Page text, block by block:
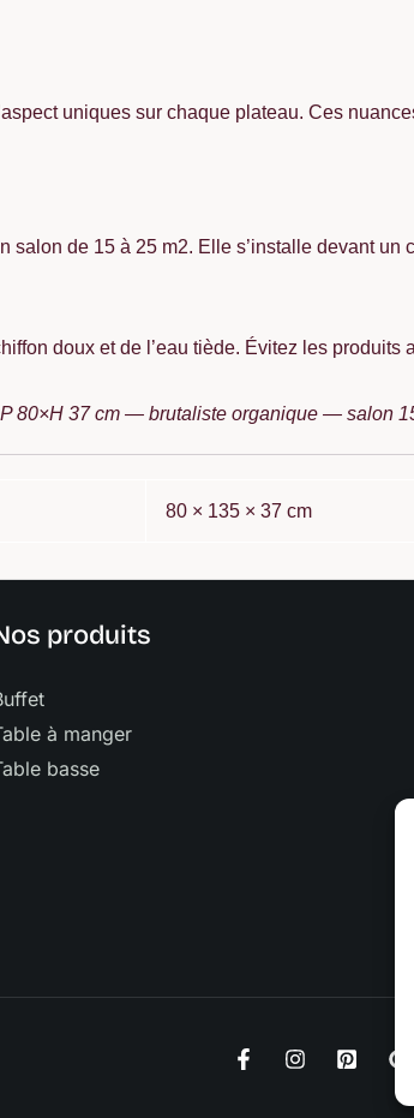
uniques sur chaque plateau. Ces
de 15 à 25 m2. Elle s’installe devant
doux et de l’eau tiède. Évitez les
80×H 37 cm — brutaliste organique — salon
80 × 135 × 37 cm
produits
à manger
basse